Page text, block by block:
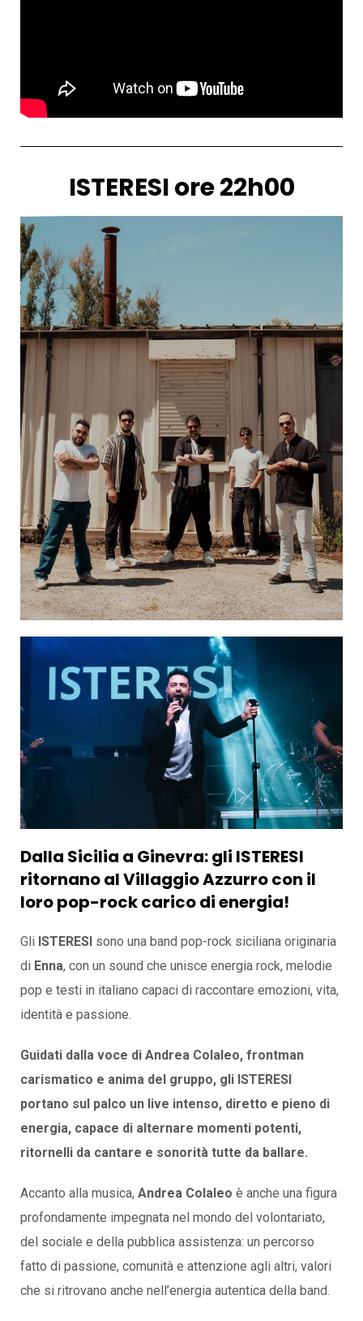
ISTERESI ore 22h00
Dalla Sicilia a Ginevra: gli ISTERESI
ritornano al Villaggio Azzurro con il
loro pop-rock carico di energia!
Gli ISTERESI sono una band pop-rock siciliana originaria
di Enna, con un sound che unisce energia rock, melodie
pop e testi in italiano capaci di raccontare emozioni, vita,
identità e passione.
Guidati dalla voce di Andrea Colaleo, frontman
carismatico e anima del gruppo, gli ISTERESI
portano sul palco un live intenso, diretto e pieno di
energia, capace di alternare momenti potenti,
ritornelli da cantare e sonorità tutte da ballare.
Accanto alla musica, Andrea Colaleo è anche una figura
profondamente impegnata nel mondo del volontariato,
del sociale e della pubblica assistenza: un percorso
fatto di passione, comunità e attenzione agli altri, valori
che si ritrovano anche nell’energia autentica della band.